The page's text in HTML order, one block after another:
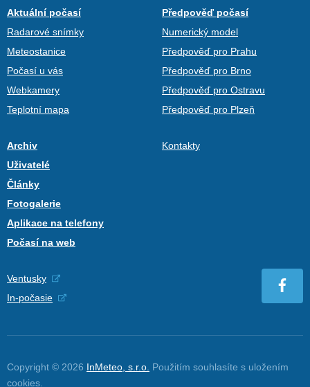
Aktuální počasí
Radarové snímky
Meteostanice
Počasí u vás
Webkamery
Teplotní mapa
Předpověď počasí
Numerický model
Předpověď pro Prahu
Předpověď pro Brno
Předpověď pro Ostravu
Předpověď pro Plzeň
Archiv
Uživatelé
Články
Fotogalerie
Aplikace na telefony
Počasí na web
Kontakty
Ventusky
In-počasie
Copyright © 2026 InMeteo, s.r.o. Použitím souhlasíte s uložením
cookies